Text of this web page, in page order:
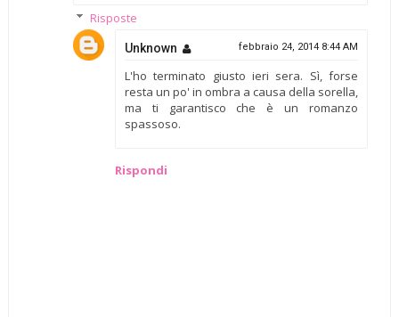
Risposte
Unknown febbraio 24, 2014 8:44 AM
L'ho terminato giusto ieri sera. Sì, forse
resta un po' in ombra a causa della sorella,
ma ti garantisco che è un romanzo
spassoso.
Rispondi